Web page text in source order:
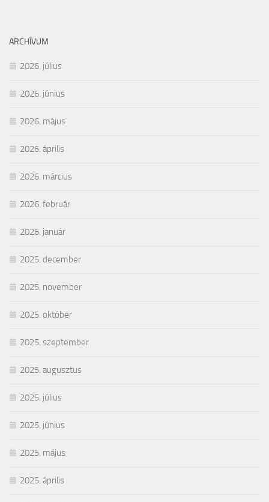
ARCHÍVUM
2026. július
2026. június
2026. május
2026. április
2026. március
2026. február
2026. január
2025. december
2025. november
2025. október
2025. szeptember
2025. augusztus
2025. július
2025. június
2025. május
2025. április